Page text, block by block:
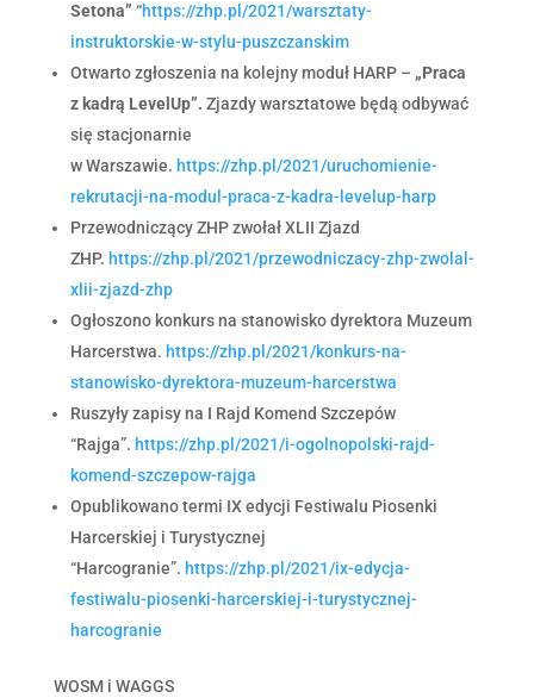
Setona” “https://zhp.pl/2021/warsztaty-
instruktorskie-w-stylu-puszczanskim
Otwarto zgłoszenia na kolejny moduł HARP – „Praca
z kadrą LevelUp”. Zjazdy warsztatowe będą odbywać
się stacjonarnie
w Warszawie. https://zhp.pl/2021/uruchomienie-
rekrutacji-na-modul-praca-z-kadra-levelup-harp
Przewodniczący ZHP zwołał XLII Zjazd
ZHP. https://zhp.pl/2021/przewodniczacy-zhp-zwolal-
xlii-zjazd-zhp
Ogłoszono konkurs na stanowisko dyrektora Muzeum
Harcerstwa. https://zhp.pl/2021/konkurs-na-
stanowisko-dyrektora-muzeum-harcerstwa
Ruszyły zapisy na I Rajd Komend Szczepów
“Rajga”. https://zhp.pl/2021/i-ogolnopolski-rajd-
komend-szczepow-rajga
Opublikowano termi IX edycji Festiwalu Piosenki
Harcerskiej i Turystycznej
“Harcogranie”. https://zhp.pl/2021/ix-edycja-
festiwalu-piosenki-harcerskiej-i-turystycznej-
harcogranie
WOSM i WAGGS